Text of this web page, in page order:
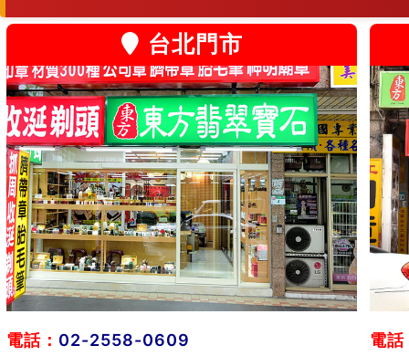
台北門市
電話： 02-2558-0609
電話